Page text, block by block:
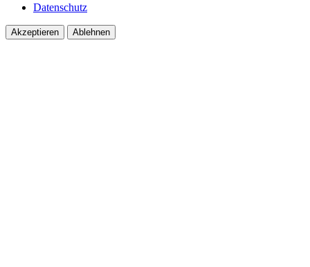
Datenschutz
Akzeptieren Ablehnen